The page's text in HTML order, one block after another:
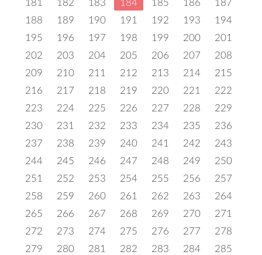
181
182 183 184 185 186
187
188
189 190 191 192 193
194
195
196 197 198 199 200
201
202
203 204 205 206 207
208
209
210 211 212 213 214
215
216
217 218 219 220 221
222
223
224 225 226 227 228
229
230
231 232 233 234 235
236
237
238 239 240 241 242
243
244
245 246 247 248 249
250
251
252 253 254 255 256
257
258
259 260 261 262 263
264
265
266 267 268 269 270
271
272
273 274 275 276 277
278
279
280 281 282 283 284
285